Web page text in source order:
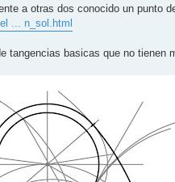
a otras dos conocido un punto
... n_sol.html
tangencias basicas que no tienen